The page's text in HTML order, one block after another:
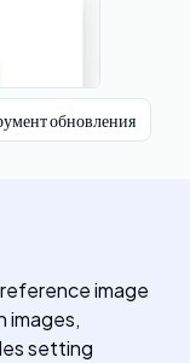
обновления
image
images,
setting